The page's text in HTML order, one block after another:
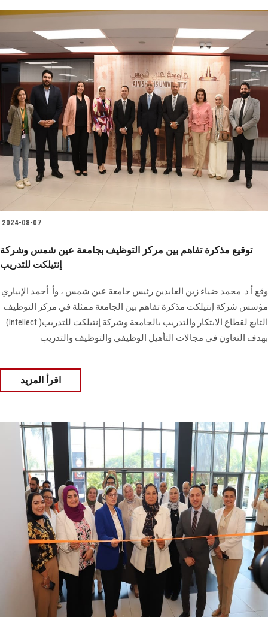
2024-08-07
توقيع مذكرة تفاهم بين مركز التوظيف بجامعة عين شمس وشركة
إنتيلكت للتدريب
وقع أ.د. محمد ضياء زين العابدين رئيس جامعة عين شمس ، وأ. أحمد ‏الإبياري
مؤسس شركة إنتيلكت مذكرة تفاهم بين الجامعة ممثلة في مركز التوظيف
التابع لقطاع ‏الابتكار والتدريب بالجامعة وشركة إنتيلكت للتدريب‎ (Intellect )
اقرأ المزيد